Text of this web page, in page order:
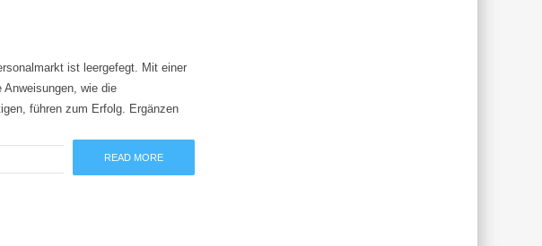
ist leergefegt. Mit einer
wie die
führen zum Erfolg. Ergänzen
READ MORE